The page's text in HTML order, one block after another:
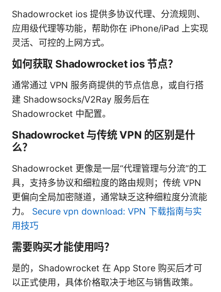
Shadowrocket ios 提供多协议代理、分流规则、
应用级代理等功能，帮助你在 iPhone/iPad 上实现
灵活、可控的上网方式。
如何获取 Shadowrocket ios 节点？
通常通过 VPN 服务商提供的节点信息，或自行搭
建 Shadowsocks/V2Ray 服务后在
Shadowrocket 中配置。
Shadowrocket 与传统 VPN 的区别是什
么？
Shadowrocket 更像是一层“代理管理与分流”的工
具，支持多协议和细粒度的路由规则；传统 VPN
更偏向全局加密隧道，通常缺乏这种细粒度分流能
力。 Secure vpn download: VPN 下载指南与实
用技巧
需要购买才能使用吗？
是的，Shadowrocket 在 App Store 购买后才可
以正式使用，具体价格取决于地区与销售政策。